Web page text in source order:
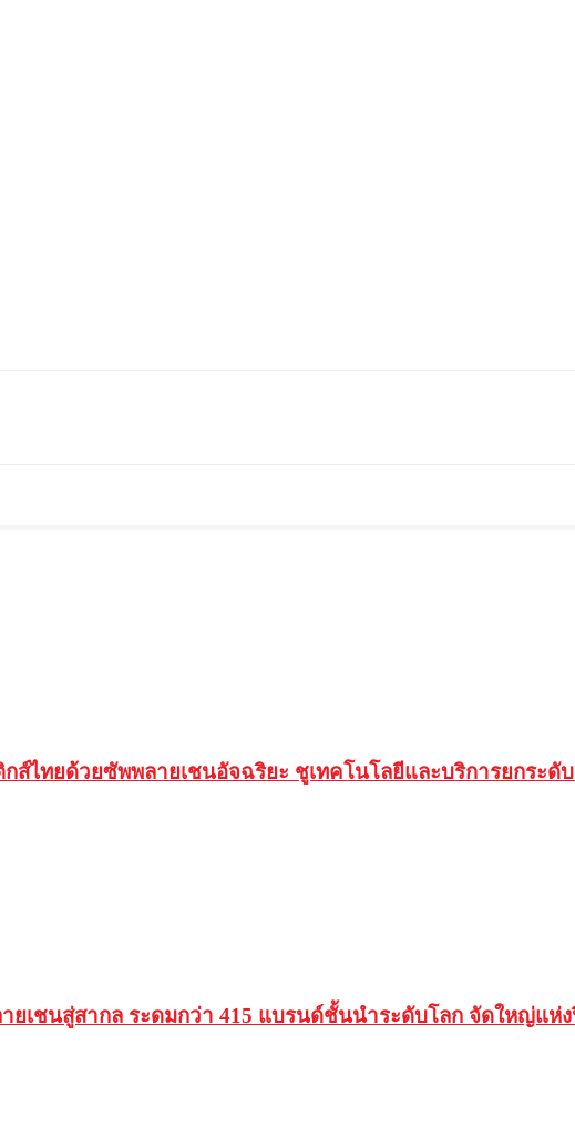
ส์ไทยด้วยซัพพลายเชนอัจฉริยะ ชูเทคโนโลยีและบริการยกระ
เชนสู่สากล ระดมกว่า 415 แบรนด์ชั้นนำระดับโลก จัดใหญ่แห่